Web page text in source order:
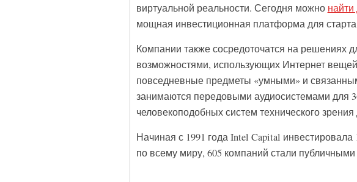
виртуальной реальности. Сегодня можно найти
мощная инвестиционная платформа для
Компании также сосредоточатся на
возможностями, использующих Интернет
повседневные предметы «умными» и
занимаются передовыми аудиосистемами для
человекоподобных систем технического
Начиная с 1991 года Intel Capital
по всему миру, 605 компаний стали